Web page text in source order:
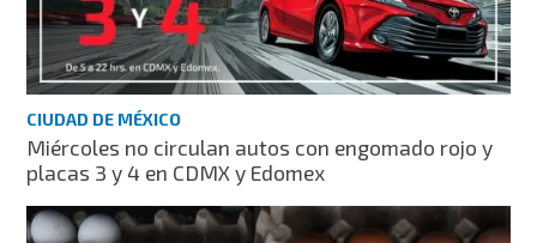
CIUDAD DE MÉXICO
Miércoles no circulan autos con engomado rojo y
placas 3 y 4 en CDMX y Edomex